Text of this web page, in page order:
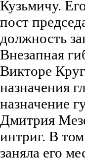
Кузьмичу.
пост
должность
Внезапная
Викторе
назначения
назначение
Дмитрия
интриг. В
заняла его